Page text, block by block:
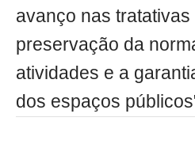
avanço nas
preservação da
atividades e a
dos espaços